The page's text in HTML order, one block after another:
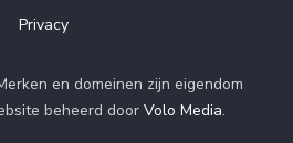
Privacy
en domeinen zijn eigendom
beheerd door Volo Media.